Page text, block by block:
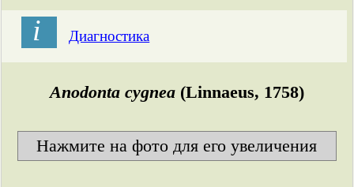
і Диагностика
Anodonta cygnea(Linnaeus, 1758)
Нажмите на фото для его увеличения